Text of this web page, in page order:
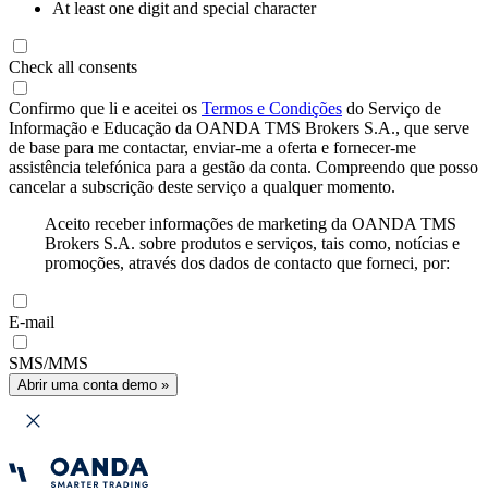
At least one digit and special character
Check all consents
Confirmo que li e aceitei os Termos e Condições do Serviço de
Informação e Educação da OANDA TMS Brokers S.A., que serve
de base para me contactar, enviar-me a oferta e fornecer-me
assistência telefónica para a gestão da conta. Compreendo que posso
cancelar a subscrição deste serviço a qualquer momento.
Aceito receber informações de marketing da OANDA TMS
Brokers S.A. sobre produtos e serviços, tais como, notícias e
promoções, através dos dados de contacto que forneci, por:
E-mail
SMS/MMS
Abrir uma conta demo »